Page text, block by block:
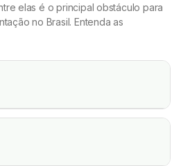
elas é o principal obstáculo para
no Brasil. Entenda as